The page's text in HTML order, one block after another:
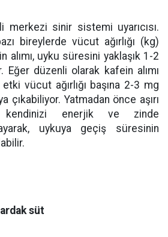
merkezi sinir sistemi uyarıcısı.
bireylerde vücut ağırlığı (kg)
alımı, uyku süresini yaklaşık 1-2
Eğer düzenli olarak kafein alımı
vücut ağırlığı başına 2-3 mg
çıkabiliyor. Yatmadan önce aşırı
kendinizi enerjik ve zinde
uykuya geçiş süresinin
süt